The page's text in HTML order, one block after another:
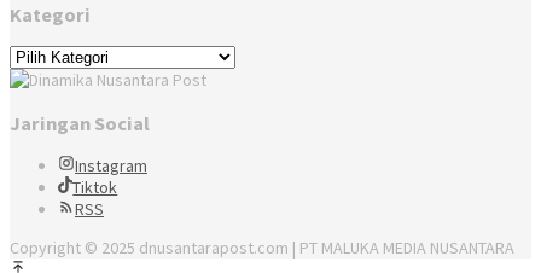
Kategori
Kategori
Jaringan Social
Instagram
Tiktok
RSS
Copyright © 2025 dnusantarapost.com | PT MALUKA MEDIA NUSANTARA